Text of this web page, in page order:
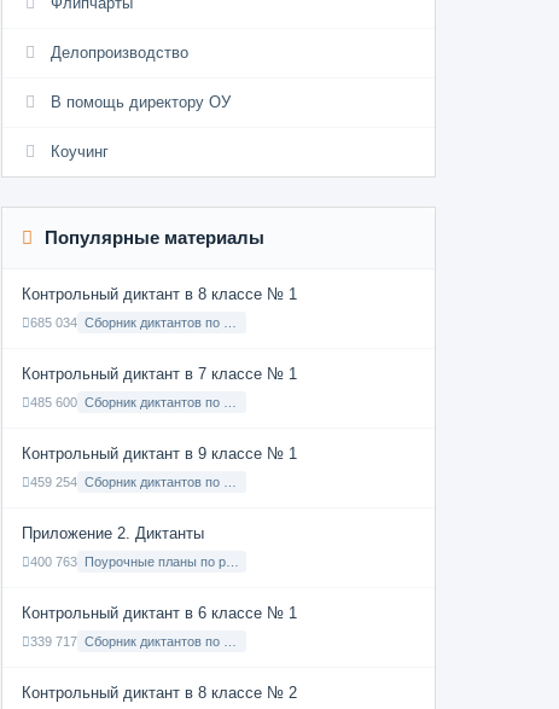
Делопроизводство
В помощь директору ОУ
Коучинг
Популярные материалы
Контрольный диктант в 8 классе № 1
685 034
Контрольный диктант в 7 классе № 1
485 600
Контрольный диктант в 9 классе № 1
459 254
Приложение 2. Диктанты
400 763
Контрольный диктант в 6 классе № 1
339 717
Контрольный диктант в 8 классе № 2